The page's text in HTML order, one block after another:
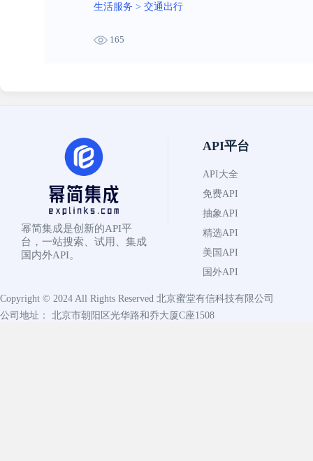
生活服务 > 交通出行
165
幂简集成是创新的API平
台，一站搜索、试用、集成
国内外API。
API平台
API大全
免费API
抽象API
精选API
美国API
国外API
Copyright © 2024 All Rights Reserved 北京蜜堂有信科技有限公司
公司地址： 北京市朝阳区光华路和乔大厦C座1508